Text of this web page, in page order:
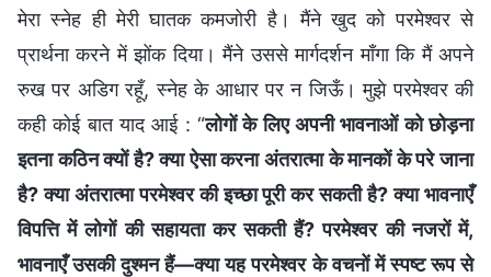
मेरा स्नेह ही मेरी घातक कमजोरी है। मैंने खुद को परमेश्वर से
प्रार्थना करने में झोंक दिया। मैंने उससे मार्गदर्शन माँगा कि मैं अपने
रुख पर अडिग रहूँ, स्नेह के आधार पर न जिऊँ। मुझे परमेश्वर की
कही कोई बात याद आई : “लोगों के लिए अपनी भावनाओं को छोड़ना
इतना कठिन क्यों है? क्या ऐसा करना अंतरात्मा के मानकों के परे जाना
है? क्या अंतरात्मा परमेश्वर की इच्छा पूरी कर सकती है? क्या भावनाएँ
विपत्ति में लोगों की सहायता कर सकती हैं? परमेश्वर की नजरों में,
भावनाएँ उसकी दुश्मन हैं—क्या यह परमेश्वर के वचनों में स्पष्ट रूप से